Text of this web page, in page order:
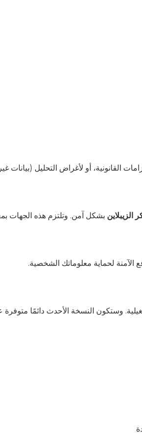
القانونية، أو لأغراض التحليل (بيانات
الزيبلاين بشكل آمن. وتلتزم هذه الجهات
وستكون النسخة الأحدث دائمًا